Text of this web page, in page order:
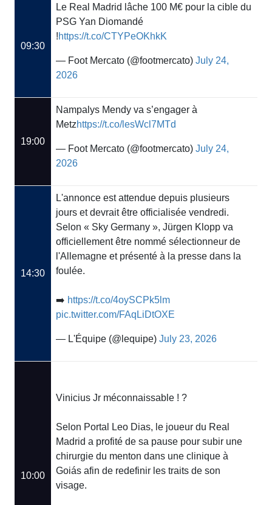
09:30
Le Real Madrid lâche 100 M€ pour la cible du
PSG Yan Diomandé
!https://t.co/CTYPeOKhkK
— Foot Mercato (@footmercato) July 24,
2026
19:00
Nampalys Mendy va s’engager à
Metzhttps://t.co/lesWcl7MTd
— Foot Mercato (@footmercato) July 24,
2026
14:30
L'annonce est attendue depuis plusieurs
jours et devrait être officialisée vendredi.
Selon « Sky Germany », Jürgen Klopp va
officiellement être nommé sélectionneur de
l'Allemagne et présenté à la presse dans la
foulée.
➡️ https://t.co/4oySCPk5lm
pic.twitter.com/FAqLiDtOXE
— L'Équipe (@lequipe) July 23, 2026
10:00
Vinicius Jr méconnaissable ! ?
Selon Portal Leo Dias, le joueur du Real
Madrid a profité de sa pause pour subir une
chirurgie du menton dans une clinique à
Goiás afin de redefinir les traits de son
visage.